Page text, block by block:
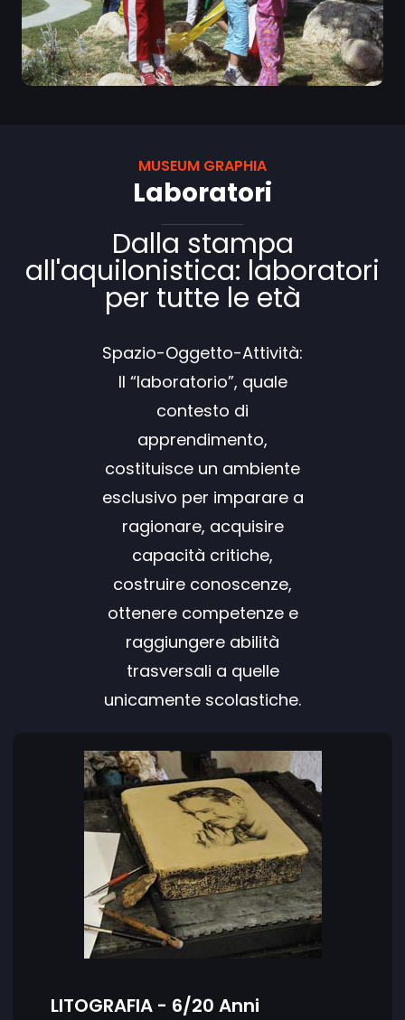
MUSEUM GRAPHIA
Laboratori
Dalla stampa
all'aquilonistica: laboratori
per tutte le età
Spazio-Oggetto-Attività:
Il “laboratorio”, quale
contesto di
apprendimento,
costituisce un ambiente
esclusivo per imparare a
ragionare, acquisire
capacità critiche,
costruire conoscenze,
ottenere competenze e
raggiungere abilità
trasversali a quelle
unicamente scolastiche.
LITOGRAFIA - 6/20 Anni